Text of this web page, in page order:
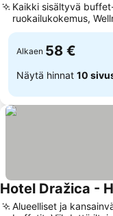
Kaikki sisältyvä
ruokailukokemus,
kauneussalonki
Alkaen 58 €
Näytä hinnat 10
Hotel Dražica -
Alueelliset ja